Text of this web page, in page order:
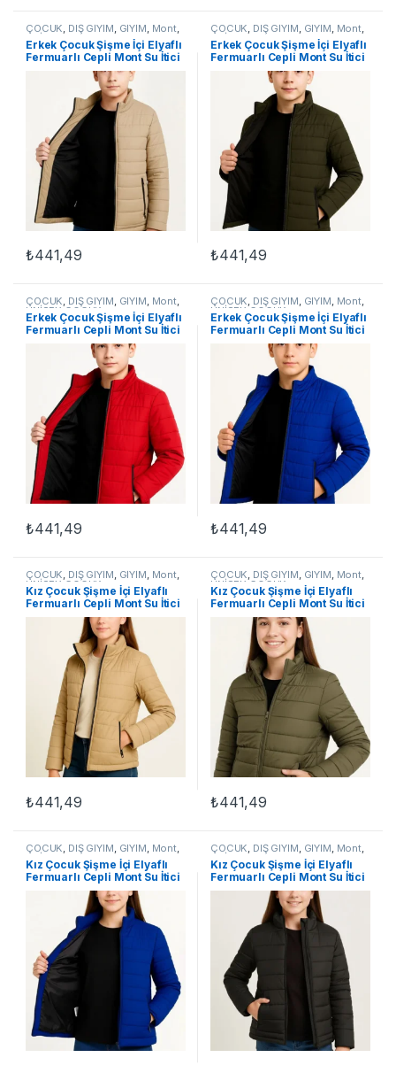
ÇOCUK DIŞ GİYİM GİYİM Mont
UNİSEX ÇOCUK
Erkek Çocuk Şişme İçi Elyaflı
Fermuarlı Cepli Mont Su İtici
₺441,49
Bu ürünün birden fazla varyasyonu var. Seçenekler ürün
ÇOCUK DIŞ GİYİM GİYİM Mont
UNİSEX ÇOCUK
Erkek Çocuk Şişme İçi Elyaflı
Fermuarlı Cepli Mont Su İtici
Ceket – Haki
₺441,49
Bu ürünün birden fazla
ÇOCUK, DIŞ GİYİM, GİYİM, Mont,
UNİSEX ÇOCUK
Erkek Çocuk Şişme İçi Elyaflı
Fermuarlı Cepli Mont Su İtici
Ceket – Kırmızı
₺441,49
Bu ürünün birden fazla varyasyonu var. Seçenekler ürün
ÇOCUK, DIŞ GİYİM, GİYİM, Mont,
UNİSEX ÇOCUK
Erkek Çocuk Şişme İçi Elyaflı
Fermuarlı Cepli Mont Su İtici
Ceket -Saks Mavisii
₺441,49
Bu ürünün birden fazla
ÇOCUK, DIŞ GİYİM, GİYİM, Mont,
UNİSEX ÇOCUK
Kız Çocuk Şişme İçi Elyaflı
Fermuarlı Cepli Mont Su İtici
Ceket – Bej
₺441,49
Bu ürünün birden fazla varyasyonu var. Seçenekler ürün
ÇOCUK, DIŞ GİYİM, GİYİM, Mont,
UNİSEX ÇOCUK
Kız Çocuk Şişme İçi Elyaflı
Fermuarlı Cepli Mont Su İtici
Ceket – Haki
₺441,49
Bu ürünün birden fazla
ÇOCUK, DIŞ GİYİM, GİYİM, Mont,
UNİSEX ÇOCUK
Kız Çocuk Şişme İçi Elyaflı
Fermuarlı Cepli Mont Su İtici
Ceket – Saks Mavisi
ÇOCUK, DIŞ GİYİM, GİYİM, Mont,
UNİSEX ÇOCUK
Kız Çocuk Şişme İçi Elyaflı
Fermuarlı Cepli Mont Su İtici
Ceket – Siyah